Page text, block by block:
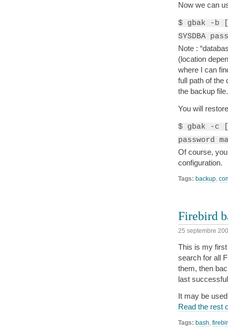
Now we can
$ gbak -b
SYSDBA
Note :
(location
where I can
full path of the
the backup file.
You will
$ gbak -c
password
Of course,
configuration.
Tags: backup,
Firebird
25 septembre
This is my
search for all
them, then
last
It may be
Read the rest
Tags: bash,